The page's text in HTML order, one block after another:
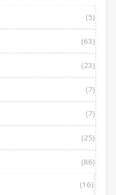
(5)
(63)
(23)
(7)
(7)
(25)
(86)
(16)